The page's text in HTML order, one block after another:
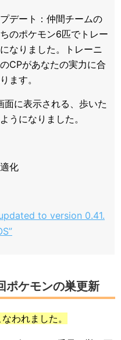
デート：仲間チームの
のポケモン6匹でトレー
なりました。トレーニ
CPがあなたの実力に合
ます。
面に表示される、歩いた
うになりました。
化
to version 0.41.
ポケモンの巣更新
われました。